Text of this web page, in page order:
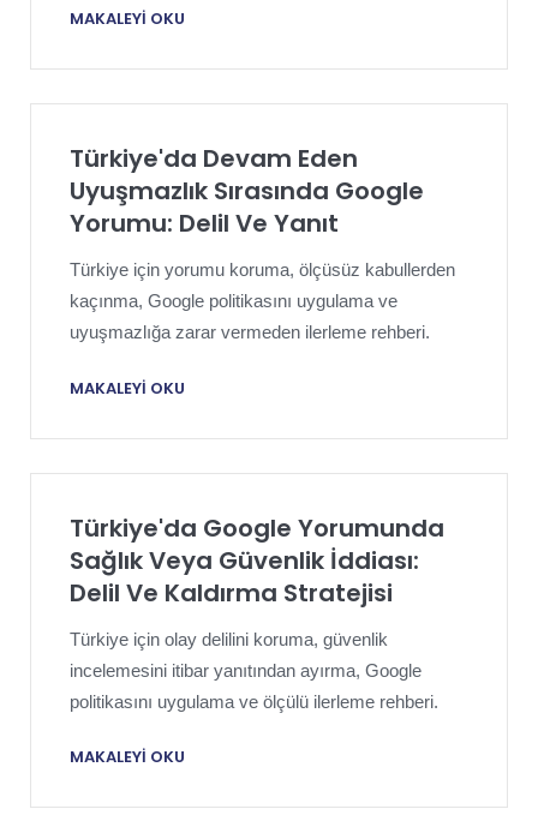
MAKALEYI OKU
Türkiye'da Devam Eden
Uyuşmazlık Sırasında Google
Yorumu: Delil Ve Yanıt
Türkiye için yorumu koruma, ölçüsüz kabullerden
kaçınma, Google politikasını uygulama ve
uyuşmazlığa zarar vermeden ilerleme rehberi.
MAKALEYI OKU
Türkiye'da Google Yorumunda
Sağlık Veya Güvenlik İddiası:
Delil Ve Kaldırma Stratejisi
Türkiye için olay delilini koruma, güvenlik
incelemesini itibar yanıtından ayırma, Google
politikasını uygulama ve ölçülü ilerleme rehberi.
MAKALEYI OKU